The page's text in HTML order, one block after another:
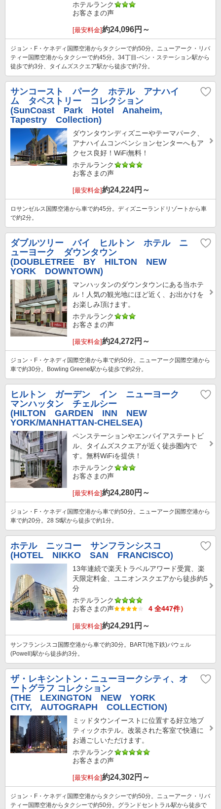
ホテルランク
お客さまの声
[最安料金]約24,096円～
ジョン・F・ケネディ国際空港からタクシーで約50分。ニューアーク・リバ
ティー国際空港からタクシーで約45分。34丁目-ペン・ステーション駅から
徒歩で約3分、タイムズスクエア駅から徒歩で約7分。
サンコースト パーク ホテル アナハイ
ム タペストリー コレクション
(SunCoast Park Hotel Anaheim,
Tapestry Collection)
ダウンタウンディズニーやテーマパーク、
アナハイムコンベンションセンターへもア
クセス良好！WiFi無料！
ホテルランク
お客さまの声
[最安料金]約24,224円～
ロサンゼルス国際空港から車で約45分。ディズニーランドリゾートから車
で約2分。
ダブルツリー バイ ヒルトン ホテル ニ
ューヨーク ダウンタウン
(DOUBLETREE BY HILTON NEW
YORK DOWNTOWN)
マンハッタンのダウンタウンにある当ホテ
ル！人気の観光地にほど近く、お出かけを
お楽しみ頂けます。
ホテルランク
お客さまの声
[最安料金]約24,272円～
ジョン・F・ケネディ国際空港から車で約50分。ニューアーク国際空港から
車で約30分。Bowling Greene駅から徒歩で約2分。
ヒルトン ガーデン イン ニューヨーク
マンハッタン チェルシー
(HILTON GARDEN INN NEW
YORK/MANHATTAN-CHELSEA)
ペンステーションやエンパイアステートビ
ル、タイムズスクエアが近く徒歩圏内で
す。無料WiFiを提供！
ホテルランク
お客さまの声
[最安料金]約24,280円～
ジョン・F・ケネディ国際空港から車で約50分。ニューアーク国際空港から
車で約20分。28 St駅から徒歩で約1分。
ホテル ニッコー サンフランシスコ
(HOTEL NIKKO SAN FRANCISCO)
13年連続で楽天トラベルアワード受賞、楽
天限定料金、ユニオンスクエアから徒歩約5
分
ホテルランク
お客さまの声
4 全447件）
[最安料金]約24,291円～
サンフランシスコ国際空港から車で約30分。BART(地下鉄)パウェル
(Powell)駅から徒歩約3分。
ザ・レキシントン・ニューヨークシティ、オ
ートグラフ コレクション
(THE LEXINGTON NEW YORK
CITY, AUTOGRAPH COLLECTION)
ミッドタウンイーストに位置する好立地ブ
ティックホテル。改装された客室で快適に
お過ごしいただけます。
ホテルランク
お客さまの声
[最安料金]約24,302円～
ジョン・F・ケネディ国際空港からタクシーで約50分。ニューアーク・リバ
ティー国際空港からタクシーで約50分。グランドセントラル駅から徒歩で